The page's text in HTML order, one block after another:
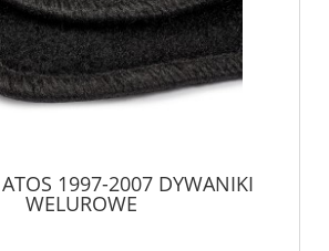
1997-2007 DYWANIKI
WELUROWE